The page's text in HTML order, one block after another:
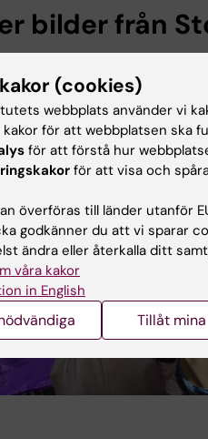
bilder från
2023
(cookies)
webbplats använder vi
kakor för att webbplatsen ska
för att förstå hur
för att visa och
överföras till länder utanför
godkänner du att vi sparar
ändra eller återkalla ditt
våra kakor
in English
Tillåt